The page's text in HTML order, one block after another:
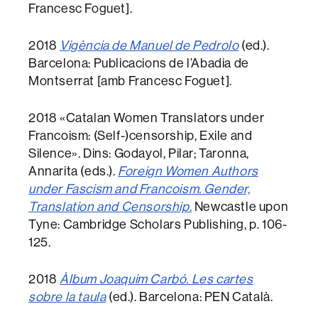
Francesc Foguet].
2018 Vigència de Manuel de Pedrolo(ed.).
Barcelona: Publicacions de l’Abadia de
Montserrat [amb Francesc Foguet].
2018 «Catalan Women Translators under
Francoism: (Self-)censorship, Exile and
Silence». Dins: Godayol, Pilar; Taronna,
Annarita (eds.). Foreign Women Authors
under Fascism and Francoism. Gender,
Translation and Censorship. Newcastle upon
Tyne: Cambridge Scholars Publishing, p. 106-
125.
2018 Àlbum Joaquim Carbó. Les cartes
sobre la taula(ed.). Barcelona: PEN Català.